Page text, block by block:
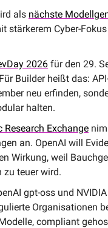
als nächste
stärkerem Cyber-
2026 für den 29.
Builder heißt das:
neu erfinden,
halten.
Research Exchange
an. OpenAI will
Wirkung, weil
teuer wird.
gpt-oss und
Organisationen
compliant